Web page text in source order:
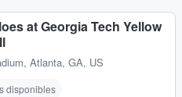
at Georgia Tech Yellow
, Atlanta, GA, US
disponibles